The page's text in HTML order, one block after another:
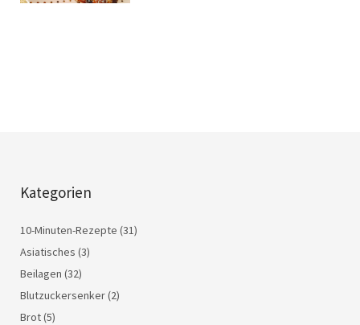
Kategorien
10-Minuten-Rezepte (31)
Asiatisches (3)
Beilagen (32)
Blutzuckersenker(2)
Brot(5)